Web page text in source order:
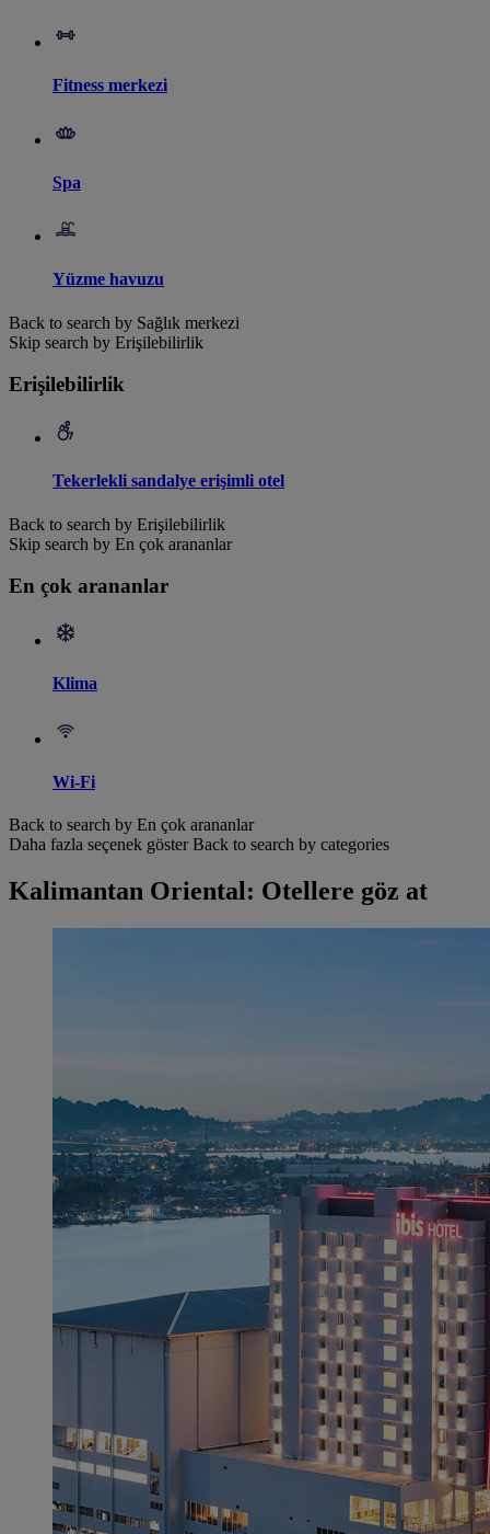
Fitness merkezi
Spa
Yüzme havuzu
Back to search by Sağlık merkezi
Skip search by Erişilebilirlik
Erişilebilirlik
Tekerlekli sandalye erişimli otel
Back to search by Erişilebilirlik
Skip search by En çok arananlar
En çok arananlar
Klima
Wi-Fi
Back to search by En çok arananlar
Daha fazla seçenek göster Back to search by categories
Kalimantan Oriental: Otellere göz at